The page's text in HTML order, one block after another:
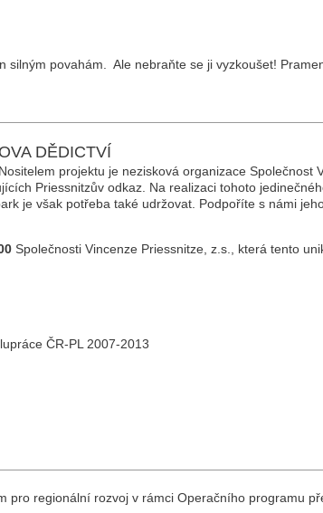
povahám. Ale nebraňte se ji vyzkoušet!
DĚDICTVÍ
projektu je nezisková organizace Společnost
Priessnitzův odkaz. Na realizaci tohoto
je však potřeba také udržovat. Podpoříte s námi
Společnosti Vincenze Priessnitze, z.s., která tento
ČR-PL 2007-2013
pro regionální rozvoj v rámci Operačního programu